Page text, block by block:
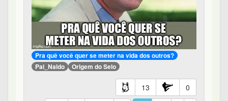
Pra quê você quer se meter na vida dos outros?
Pai_Naldo
Origem do Selo
13
0